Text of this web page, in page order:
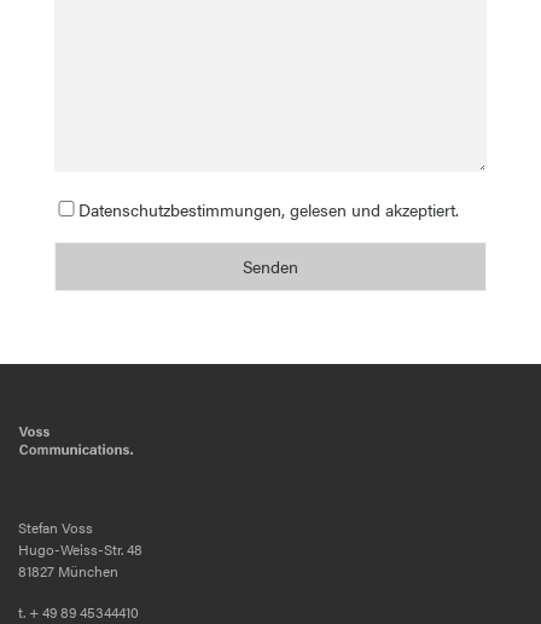
Datenschutzbestimmungen, gelesen und akzeptiert.
Stefan Voss
Hugo-Weiss-Str. 48
81827 München
t. + 49 89 45344410